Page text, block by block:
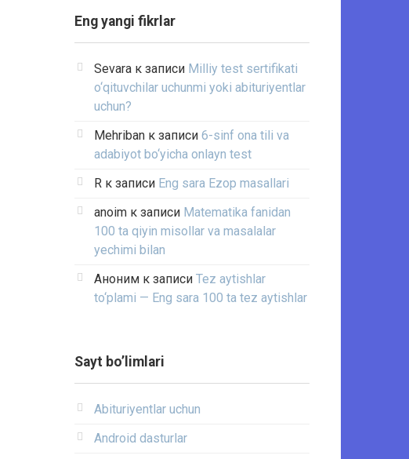
Eng yangi fikrlar
Sevara к записи Milliy test sertifikati
o‘qituvchilar uchunmi yoki abituriyentlar
uchun?
Mehriban к записи 6-sinf ona tili va
adabiyot bo‘yicha onlayn test
R к записи Eng sara Ezop masallari
anoim к записи Matematika fanidan
100 ta qiyin misollar va masalalar
yechimi bilan
Аноним к записи Tez aytishlar
to‘plami — Eng sara 100 ta tez aytishlar
Sayt bo’limlari
Abituriyentlar uchun
Android dasturlar